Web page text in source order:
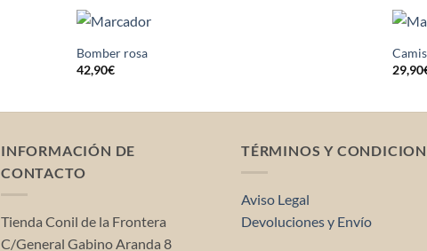
Bomber rosa
42,90€
29,90
INFORMACIÓN DE
CONTACTO
Tienda Conil de la Frontera
C/General Gabino Aranda 8
TÉRMINOS Y
Aviso Legal
Devoluciones y Envío